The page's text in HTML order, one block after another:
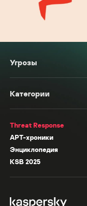
Угрозы
Категории
Threat Response
APT-хроники
Энциклопедия
KSB 2025